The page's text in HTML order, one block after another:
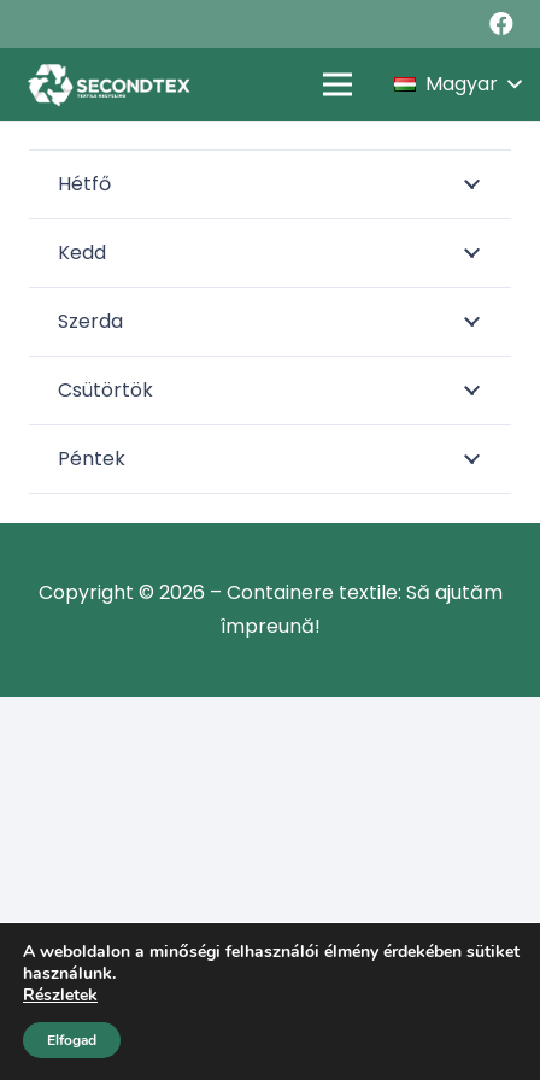
Magyar
Hétfő
Kedd
Szerda
Csütörtök
Péntek
Copyright © 2026 – Containere textile: Să ajutăm
împreună!
A weboldalon a minőségi felhasználói élmény érdekében sütiket
használunk.
Részletek
Elfogad